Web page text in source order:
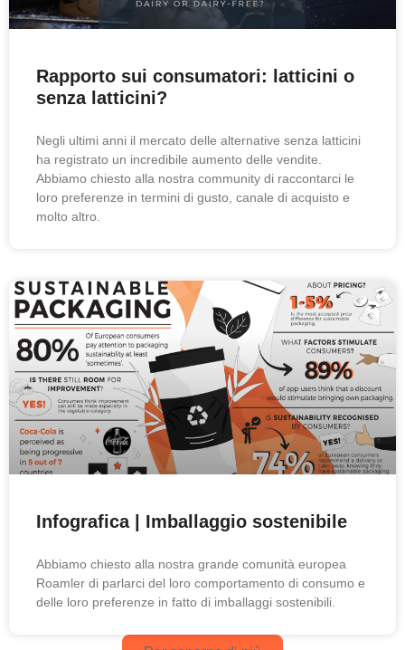
Rapporto sui consumatori: latticini o
senza latticini?
Negli ultimi anni il mercato delle alternative senza latticini
ha registrato un incredibile aumento delle vendite.
Abbiamo chiesto alla nostra community di raccontarci le
loro preferenze in termini di gusto, canale di acquisto e
molto altro.
Infografica | Imballaggio sostenibile
Abbiamo chiesto alla nostra grande comunità europea
Roamler di parlarci del loro comportamento di consumo e
delle loro preferenze in fatto di imballaggi sostenibili.